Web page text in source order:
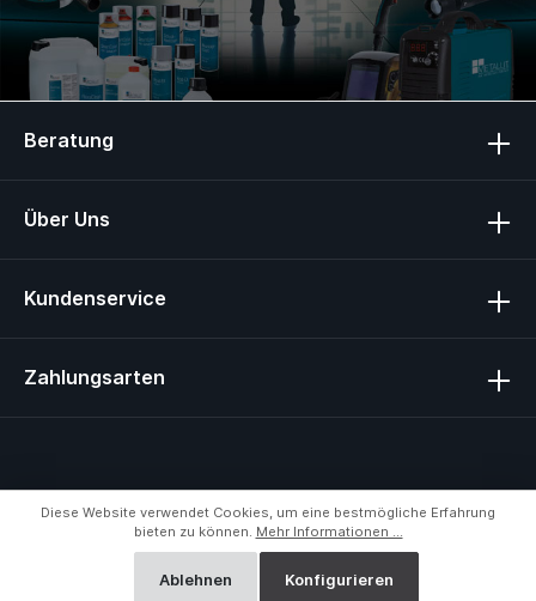
Beratung
Über Uns
Kundenservice
Zahlungsarten
Diese Website verwendet Cookies, um eine bestmögliche Erfahrung
bieten zu können. Mehr Informationen ...
Ablehnen Konfigurieren